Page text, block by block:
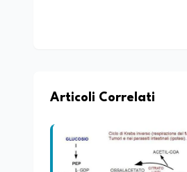
Articoli Correlati